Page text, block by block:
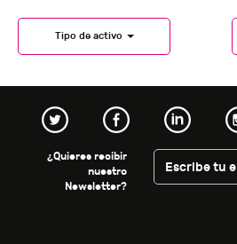
Tipo de activo
¿Quieres recibir
nuestro
Newsletter?